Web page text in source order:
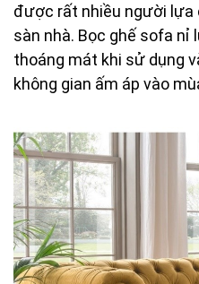
được rất nhiều người lựa
sàn nhà. Bọc ghế sofa nỉ
thoáng mát khi sử dụng
không gian ấm áp vào